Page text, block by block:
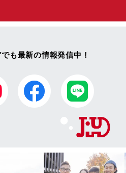
も最新の情報発信中！